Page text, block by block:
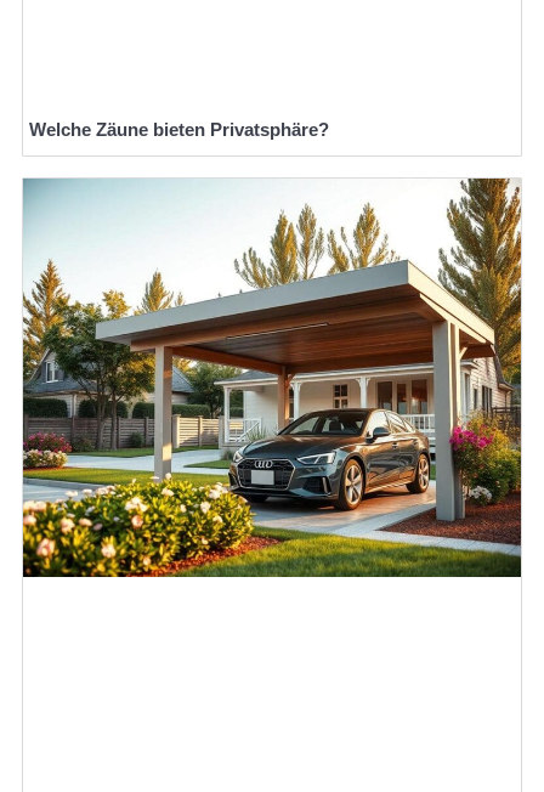
Welche Zäune bieten Privatsphäre?